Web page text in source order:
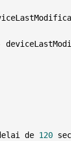
de 120